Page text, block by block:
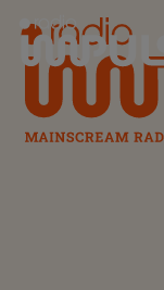
Radio Impuls